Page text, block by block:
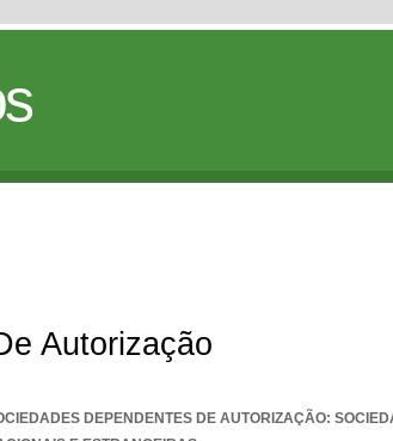
Autorização
DEPENDENTES DE AUTORIZAÇÃO: